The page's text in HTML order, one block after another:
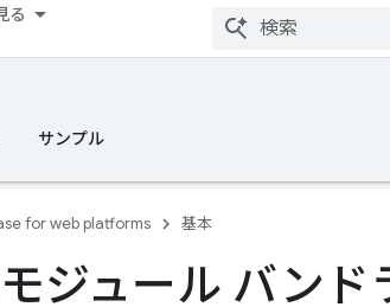
る
サンプル
for web platforms 基本
ジュール バンド